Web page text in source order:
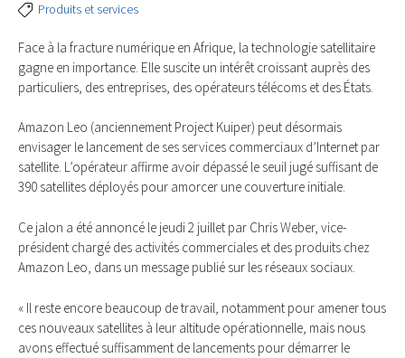
Produits et services
Face à la fracture numérique en Afrique, la technologie satellitaire
gagne en importance. Elle suscite un intérêt croissant auprès des
particuliers, des entreprises, des opérateurs télécoms et des États.
Amazon Leo (anciennement Project Kuiper) peut désormais
envisager le lancement de ses services commerciaux d’Internet par
satellite. L’opérateur affirme avoir dépassé le seuil jugé suffisant de
390 satellites déployés pour amorcer une couverture initiale.
Ce jalon a été annoncé le jeudi 2 juillet par Chris Weber, vice-
président chargé des activités commerciales et des produits chez
Amazon Leo, dans un message publié sur les réseaux sociaux.
« Il reste encore beaucoup de travail, notamment pour amener tous
ces nouveaux satellites à leur altitude opérationnelle, mais nous
avons effectué suffisamment de lancements pour démarrer le